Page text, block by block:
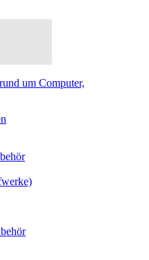
um Computer,